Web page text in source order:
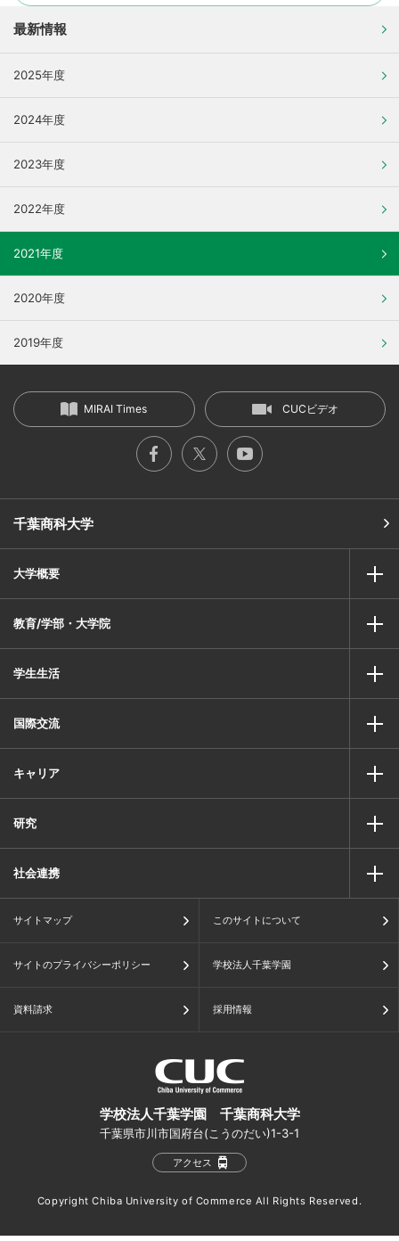
最新情報
2025年度
2024年度
2023年度
2022年度
2021年度
2020年度
2019年度
千葉商科大学
MIRAI Times CUCビデオ
大学概要
教育/学部・大学院
学生生活
国際交流
キャリア
研究
社会連携
サイトマップ このサイトについて
サイトのプライバシーポリシー 学校法人千葉学園
資料請求 採用情報
学校法人千葉学園 千葉商科大学
千葉県市川市国府台(こうのだい)1-3-1
アクセス
Copyright Chiba University of Commerce All Rights Reserved.